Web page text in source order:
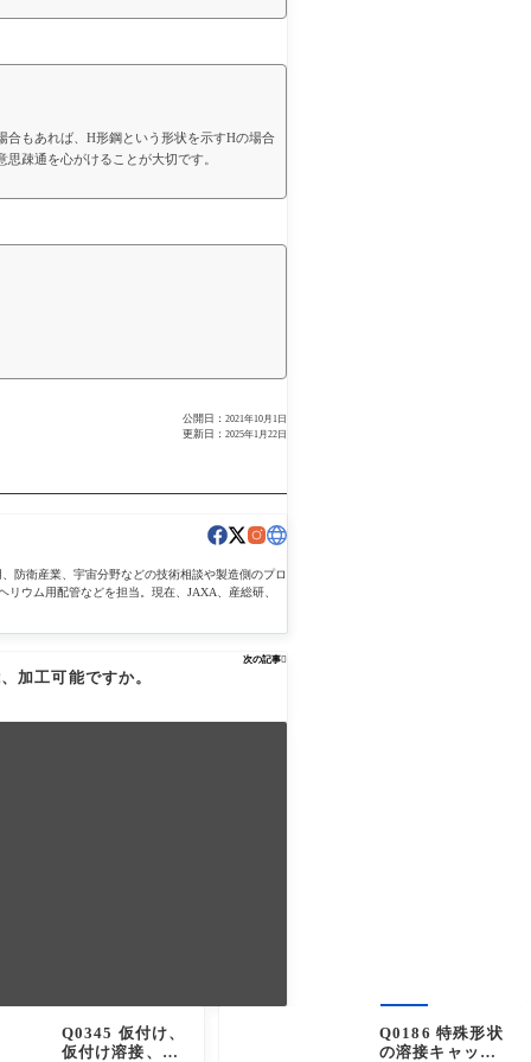
合もあれば、H形鋼という形状を示すHの場合
疎通を心がけることが大切です。
公開日： 2021年10月1日
更新日： 2025年1月22日
防衛産業、宇宙分野などの技術相談や製造側のプロ
ウム用配管などを担当。現在、JAXA、産総研、
次の記事
加工可能ですか。
Q0345 仮付け、
仮付け溶接、タ
Q0186 特殊形状
の溶接キャップ